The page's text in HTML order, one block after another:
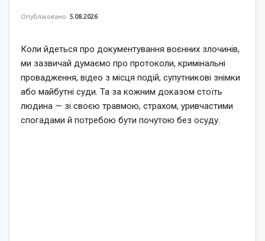
Опубліковано 5.08.2026
Коли йдеться про документування воєнних злочинів,
ми зазвичай думаємо про протоколи, кримінальні
провадження, відео з місця подій, супутникові знімки
або майбутні суди. Та за кожним доказом стоїть
людина — зі своєю травмою, страхом, уривчастими
спогадами й потребою бути почутою без осуду.